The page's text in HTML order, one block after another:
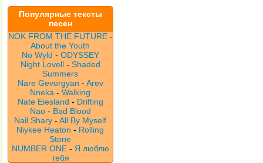
Популярные тексты
песен
NOK FROM THE FUTURE -
About the Youth
No Wyld - ODYSSEY
Night Lovell - Shaded
Summers
Nare Gevorgyan - Arev
Nneka -Walking
Nate Eiesland - Drifting
Nao - Bad Blood
Nail Shary -All By Myself
Niykee Heaton - Rolling
Stone
NUMBER ONE - Я люблю
тебя